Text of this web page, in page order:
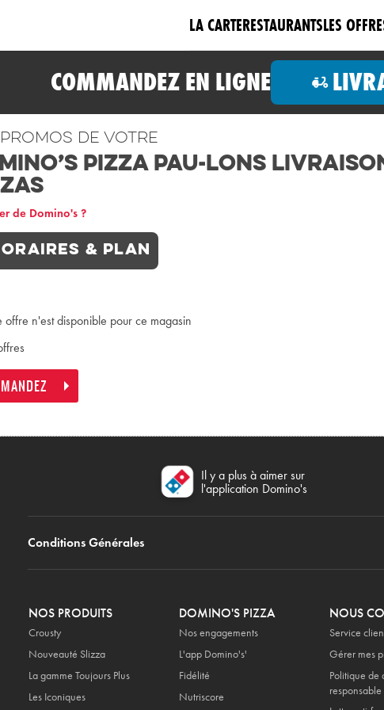
LA CARTERESTAURANTSLES
COMMANDEZ EN LIGNE
promos de votre
Pizza PAU-LONS
de Domino's ?
& plan
offre n'est disponible pour ce magasin
Il y a plus à aimer sur
l'application Domino's
Conditions Générales
NOS PRODUITS
Crousty
Nouveauté Slizza
La gamme Toujours Plus
Les Iconiques
DOMINO'S PIZZA
Nos engagements
L'app Domino's'
Fidélité
Nutriscore
NOUS
Service
Gérer mes
Politique de
responsable